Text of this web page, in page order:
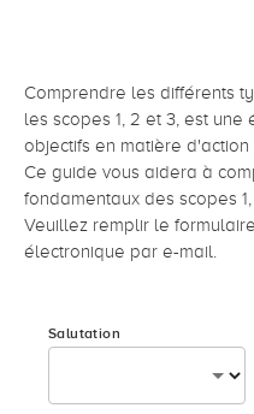
Comprendre les différents
les scopes 1, 2 et 3, est
objectifs en matière
Ce guide vous aidera à
fondamentaux des scopes
Veuillez remplir le
électronique par e-mail.
Salutation